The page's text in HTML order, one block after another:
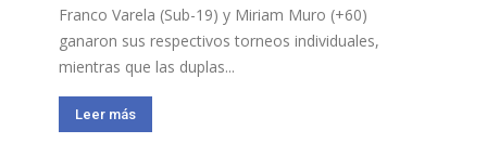
Franco Varela (Sub-19) y Miriam Muro (+60)
ganaron sus respectivos torneos individuales,
mientras que las duplas...
Leer más